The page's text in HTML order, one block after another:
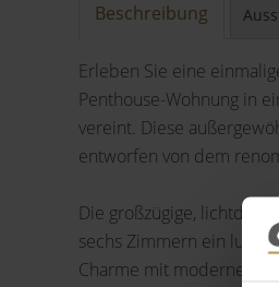
Beschreibung
Erleben Sie eine
Penthouse-Wohnung in
vereint. Diese
entworfen von dem
Die großzügige,
sechs Zimmern ein
Charme mit modernem